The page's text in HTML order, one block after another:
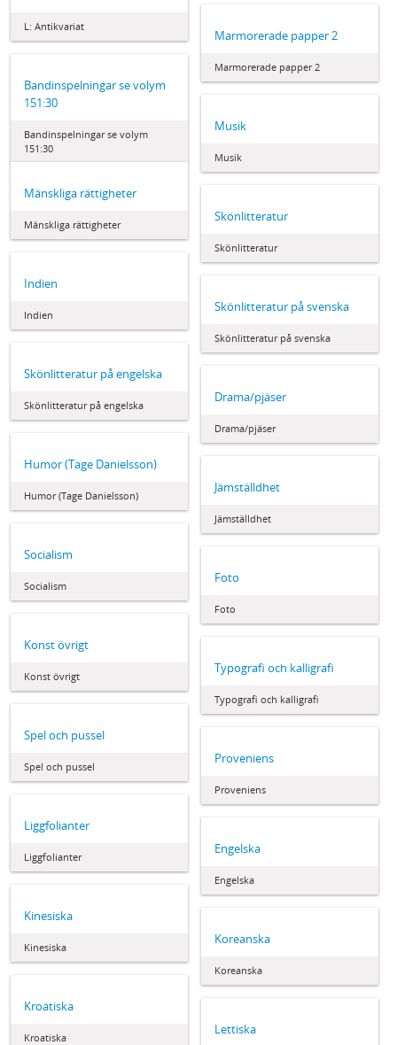
L: Antikvariat
Marmorerade papper 2
Marmorerade papper 2
Bandinspelningar se volym
151:30
Bandinspelningar se volym
151:30
Musik
Musik
Mänskliga rättigheter
Mänskliga rättigheter
Skönlitteratur
Skönlitteratur
Indien
Indien
Skönlitteratur på svenska
Skönlitteratur på svenska
Skönlitteratur på engelska
Skönlitteratur på engelska
Drama/pjäser
Drama/pjäser
Humor (Tage Danielsson)
Humor (Tage Danielsson)
Jämställdhet
Jämställdhet
Socialism
Socialism
Foto
Foto
Konst övrigt
Konst övrigt
Typografi och kalligrafi
Typografi och kalligrafi
Spel och pussel
Spel och pussel
Proveniens
Proveniens
Liggfolianter
Liggfolianter
Engelska
Engelska
Kinesiska
Kinesiska
Koreanska
Koreanska
Kroatiska
Kroatiska
Lettiska